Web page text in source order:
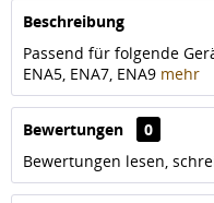
Beschreibung
Passend für folgende
ENA5, ENA7, ENA9 mehr
Bewertungen
0
Bewertungen lesen,